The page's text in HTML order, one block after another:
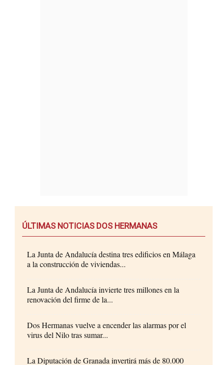
ÚLTIMAS NOTICIAS DOS HERMANAS
La Junta de Andalucía destina tres edificios en Málaga
a la construcción de viviendas...
La Junta de Andalucía invierte tres millones en la
renovación del firme de la...
Dos Hermanas vuelve a encender las alarmas por el
virus del Nilo tras sumar...
La Diputación de Granada invertirá más de 80.000